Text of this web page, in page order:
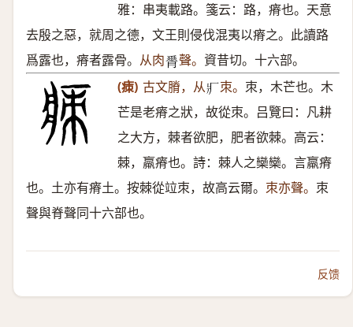
雅：串夷載路。箋云：路，瘠也。天意
去殷之惡，就周之德，文王則侵伐混夷以瘠之。此讀路
爲露也，瘠者露骨。 从肉𦟝 聲。 資昔切。十六部。
(㾊) 古文膌，从𤕫 朿。 朿，木芒也。木
芒是老瘠之狀，故從朿。吕覽曰：凡耕
之大方，棘者欲肥，肥者欲棘。高云：
棘，羸瘠也。詩：棘人之欒欒。言羸瘠
也。土亦有瘠土。按棘從竝朿，故高云爾。 朿亦聲。 朿
聲與脊聲同十六部也。
反馈